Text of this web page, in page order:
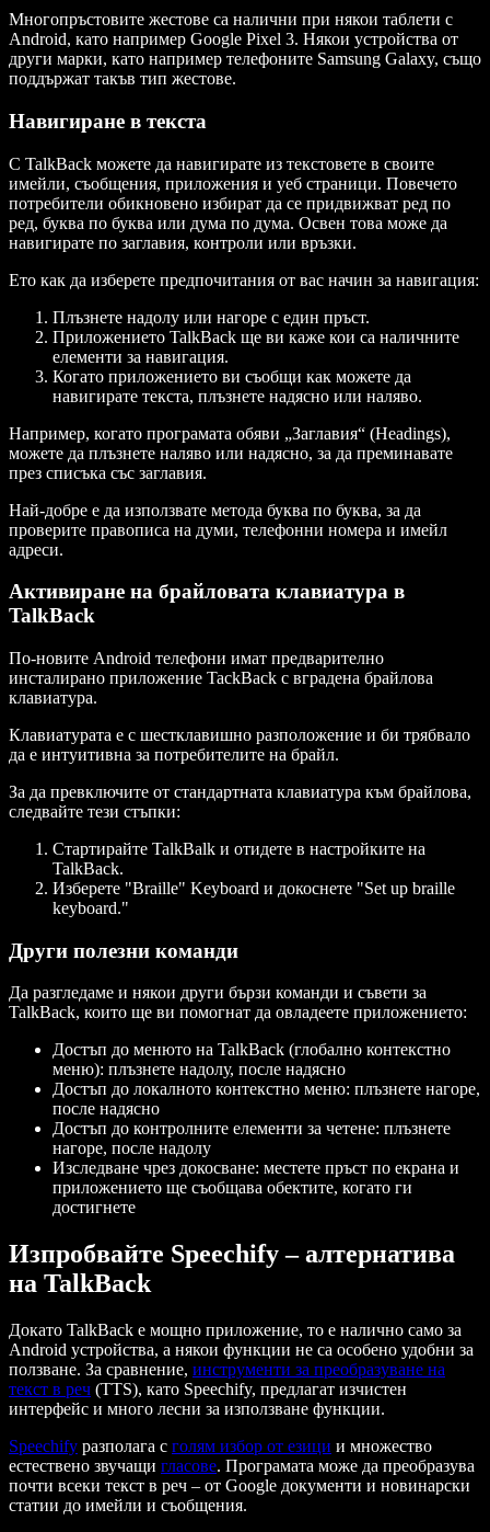
Многопръстовите жестове са налични при някои таблети с
Android, като например Google Pixel 3. Някои устройства от
други марки, като например телефоните Samsung Galaxy, също
поддържат такъв тип жестове.
Навигиране в текста
С TalkBack можете да навигирате из текстовете в своите
имейли, съобщения, приложения и уеб страници. Повечето
потребители обикновено избират да се придвижват ред по
ред, буква по буква или дума по дума. Освен това може да
навигирате по заглавия, контроли или връзки.
Ето как да изберете предпочитания от вас начин за навигация:
Плъзнете надолу или нагоре с един пръст.
Приложението TalkBack ще ви каже кои са наличните
елементи за навигация.
Когато приложението ви съобщи как можете да
навигирате текста, плъзнете надясно или наляво.
Например, когато програмата обяви „Заглавия“ (Headings),
можете да плъзнете наляво или надясно, за да преминавате
през списъка със заглавия.
Най-добре е да използвате метода буква по буква, за да
проверите правописа на думи, телефонни номера и имейл
адреси.
Активиране на брайловата клавиатура в
TalkBack
По-новите Android телефони имат предварително
инсталирано приложение TackBack с вградена брайлова
клавиатура.
Клавиатурата е с шестклавишно разположение и би трябвало
да е интуитивна за потребителите на брайл.
За да превключите от стандартната клавиатура към брайлова,
следвайте тези стъпки:
Стартирайте TalkBalk и отидете в настройките на
TalkBack.
Изберете "Braille" Keyboard и докоснете "Set up braille
keyboard."
Други полезни команди
Да разгледаме и някои други бързи команди и съвети за
TalkBack, които ще ви помогнат да овладеете приложението:
Достъп до менюто на TalkBack (глобално контекстно
меню): плъзнете надолу, после надясно
Достъп до локалното контекстно меню: плъзнете нагоре,
после надясно
Достъп до контролните елементи за четене: плъзнете
нагоре, после надолу
Изследване чрез докосване: местете пръст по екрана и
приложението ще съобщава обектите, когато ги
достигнете
Изпробвайте Speechify – алтернатива
на TalkBack
Докато TalkBack е мощно приложение, то е налично само за
Android устройства, а някои функции не са особено удобни за
ползване. За сравнение, инструменти за преобразуване на
текст в реч (TTS), като Speechify, предлагат изчистен
интерфейс и много лесни за използване функции.
Speechify разполага с голям избор от езици и множество
естествено звучащи гласове. Програмата може да преобразува
почти всеки текст в реч – от Google документи и новинарски
статии до имейли и съобщения.